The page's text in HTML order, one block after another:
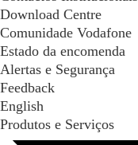
Download Centre
Comunidade Vodafone
Estado da encomenda
Alertas e Segurança
Feedback
English
Produtos e Serviços